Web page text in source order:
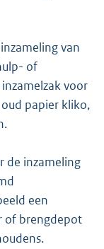
van
of
voor
papier kliko,
de inzameling
een
of brengdepot